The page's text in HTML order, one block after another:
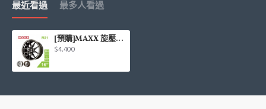
最近看過 最多人看過
[預購]MAXX 旋壓鋁圈輪框 M21 16吋 5孔114.3/7J/ET38(灰/銀/銅)
$4,400